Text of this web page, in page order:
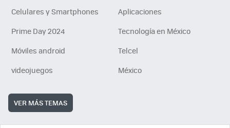
Celulares y Smartphones
Aplicaciones
Prime Day 2024
Tecnología en México
Móviles android
Telcel
videojuegos
México
VER MÁS TEMAS